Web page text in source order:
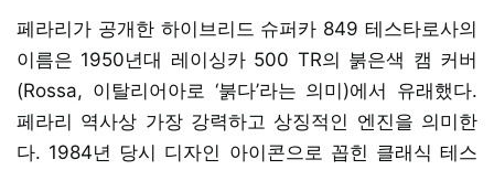
페라리가 공개한 하이브리드 슈퍼카 849 테스타로사의
이름은 1950년대 레이싱카 500 TR의 붉은색 캠 커버
(Rossa, 이탈리어아로 ‘붉다’라는 의미)에서 유래했다.
페라리 역사상 가장 강력하고 상징적인 엔진을 의미한
다. 1984년 당시 디자인 아이콘으로 꼽힌 클래식 테스